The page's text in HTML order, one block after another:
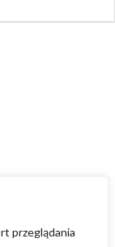
przeglądania